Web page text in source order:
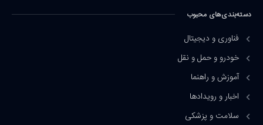
دسته‌بندی‌های محبوب
فناوری و دیجیتال
خودرو و حمل و نقل
آموزش و راهنما
اخبار و رویدادها
سلامت و پزشکی